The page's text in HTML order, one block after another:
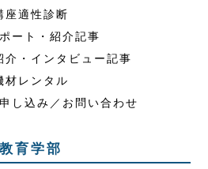
座適性診断
ート・紹介記事
介・インタビュー記事
材レンタル
し込み／お問い合わせ
教育学部